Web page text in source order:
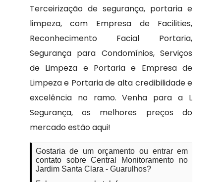
Terceirização de segurança, portaria e
limpeza, com Empresa de Facilities,
Reconhecimento Facial Portaria,
Segurança para Condomínios, Serviços
de Limpeza e Portaria e Empresa de
Limpeza e Portaria de alta credibilidade e
excelência no ramo. Venha para a L
Segurança, os melhores preços do
mercado estão aqui!
Gostaria de um orçamento ou entrar em
contato sobre Central Monitoramento no
Jardim Santa Clara - Guarulhos?